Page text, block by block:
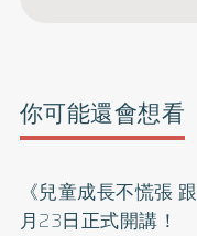
你可能還會想看
《兒童成長不慌張
月23日正式開講！